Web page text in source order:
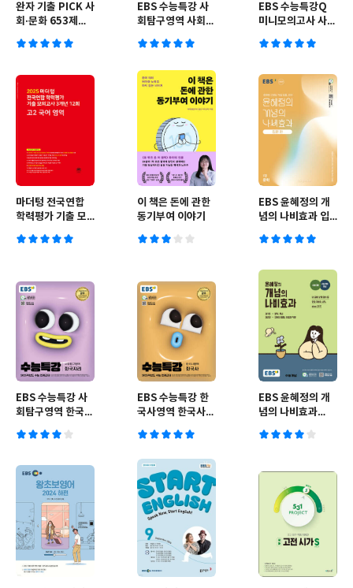
완자 기출 PICK 사
회·문화 653제
EBS 수능특강 사
회탐구영역 사회·
EBS 수능특강Q
미니모의고사 사회
마더텅 전국연합
학력평가 기출 모
회 고2 국어 영역
이 책은 돈에 관한
동기부여 이야기
EBS 윤혜정의 개
념의 나비효과 입
(2026년용)
EBS 수능특강 사
회탐구영역 한국지
EBS 수능특강 한
국사영역 한국사
EBS 윤혜정의 개
념의 나비효과